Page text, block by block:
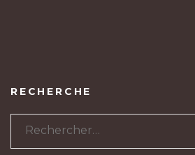
RECHERCHE
Rechercher :